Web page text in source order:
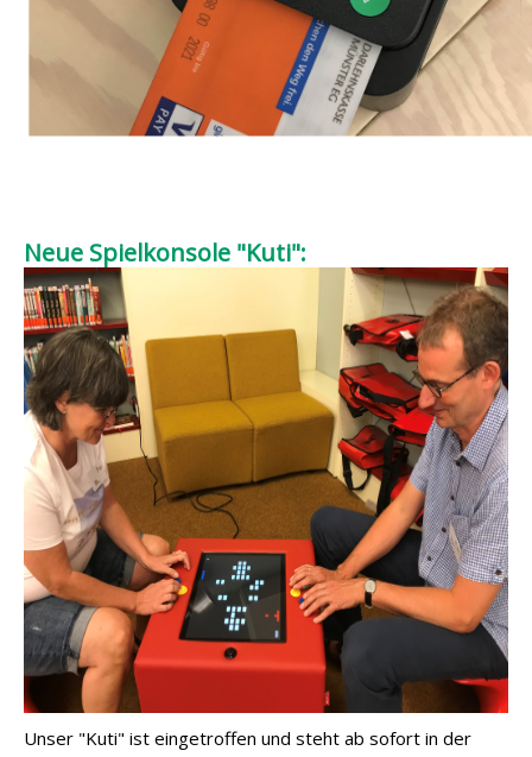
Neue Spielkonsole "Kuti":
Unser "Kuti" ist eingetroffen und steht ab sofort in der